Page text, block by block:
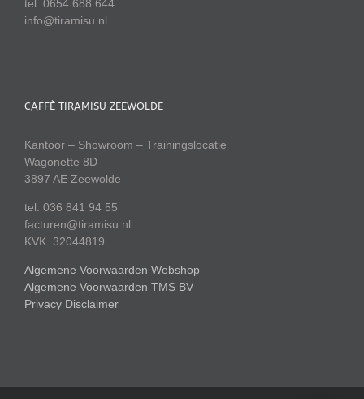
tel. 0654.688.644
info@tiramisu.nl
CAFFÈ TIRAMISU ZEEWOLDE
Kantoor – Showroom – Trainingslocatie
Wagonette 8D
3897 AE Zeewolde
tel. 036 841 94 55
facturen@tiramisu.nl
KVK 32044819
Algemene Voorwaarden Webshop
Algemene Voorwaarden TMS BV
Privacy Disclaimer